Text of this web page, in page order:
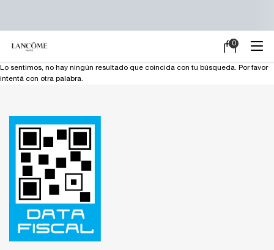
Mi
0
0 producto
Main content
Lo sentimos, no hay ningún resultado que coincida con tu búsqueda. Por favor
intentá con otra palabra.